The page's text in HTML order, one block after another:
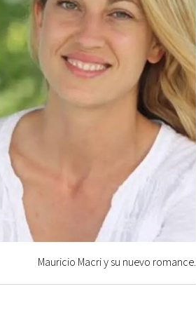
Mauricio Macri y su nuevo romance.